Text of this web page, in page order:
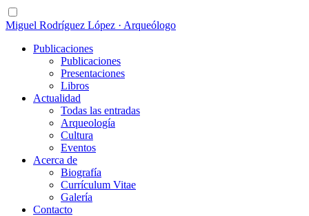
Miguel Rodríguez López · Arqueólogo
Publicaciones
Publicaciones
Presentaciones
Libros
Actualidad
Todas las entradas
Arqueología
Cultura
Eventos
Acerca de
Biografía
Currículum Vitae
Galería
Contacto